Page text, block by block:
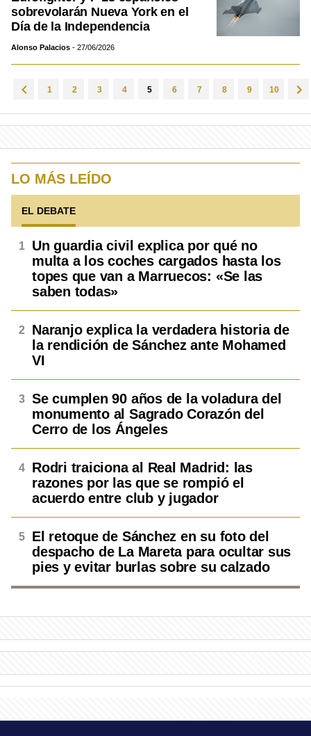
sobrevolarán Nueva York en el
Día de la Independencia
Alonso Palacios 27/06/2026
1 2 3 4 5 6 7 8 9 10
LO MÁS LEÍDO
EL DEBATE
Un guardia civil explica por qué no
multa a los coches cargados hasta los
topes que van a Marruecos: «Se las
saben todas»
Naranjo explica la verdadera historia de
la rendición de Sánchez ante Mohamed
VI
Se cumplen 90 años de la voladura del
monumento al Sagrado Corazón del
Cerro de los Ángeles
Rodri traiciona al Real Madrid: las
razones por las que se rompió el
acuerdo entre club y jugador
El retoque de Sánchez en su foto del
despacho de La Mareta para ocultar sus
pies y evitar burlas sobre su calzado